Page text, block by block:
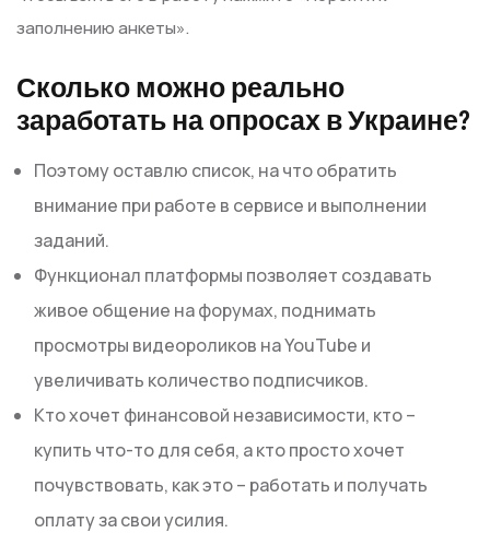
заполнению анкеты».
Сколько можно реально
заработать на опросах в Украине?
Поэтому оставлю список, на что обратить
внимание при работе в сервисе и выполнении
заданий.
Функционал платформы позволяет создавать
живое общение на форумах, поднимать
просмотры видеороликов на YouTube и
увеличивать количество подписчиков.
Кто хочет финансовой независимости, кто –
купить что-то для себя, а кто просто хочет
почувствовать, как это – работать и получать
оплату за свои усилия.